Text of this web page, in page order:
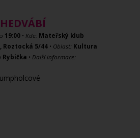
19:00 • Kde: Mateřský klub
Roztocká 5/44 • Oblast: Kultura
• Další informace: